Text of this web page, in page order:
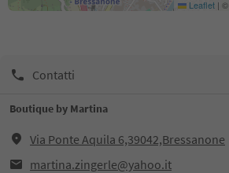
Leaflet | ©
Contatti
Boutique by Martina
Via Ponte Aquila 6,39042,Bressanone
martina.zingerle@yahoo.it